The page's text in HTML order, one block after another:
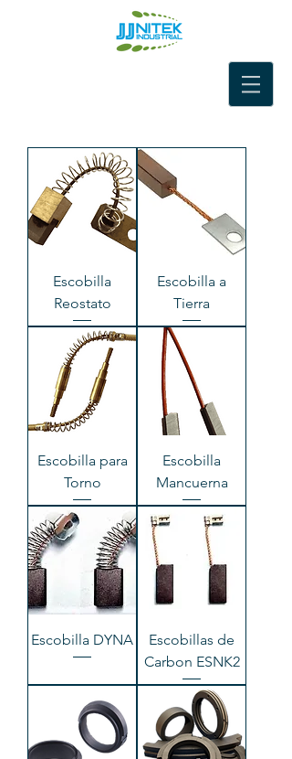
Escobilla
Reostato
Escobilla a
Tierra
Escobilla para
Torno
Escobilla
Mancuerna
Escobilla DYNA
Escobillas de
Carbon ESNK2